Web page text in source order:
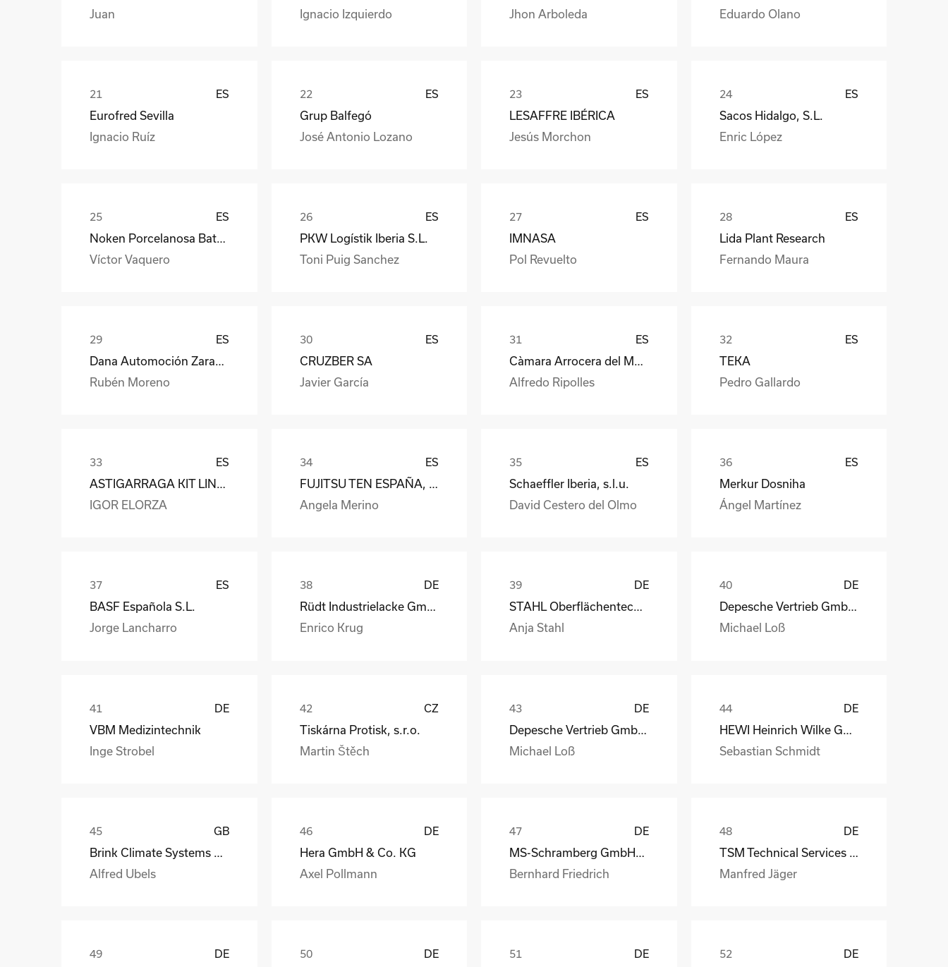
Juan
Ignacio Izquierdo
Jhon Arboleda
Eduardo Olano
ES
Eurofred Sevilla
Ignacio Ruíz
ES
Grup Balfegó
José Antonio Lozano
ES
LESAFFRE IBÉRICA
Jesús Morchon
ES
Sacos Hidalgo, S.L.
Enric López
ES
Víctor Vaquero
ES
PKW Logístik Iberia S.L.
Toni Puig Sanchez
ES
IMNASA
Pol Revuelto
ES
Lida Plant Research
Fernando Maura
ES
Rubén Moreno
ES
CRUZBER SA
Javier García
ES
Alfredo Ripolles
ES
TEKA
Pedro Gallardo
ES
ASTIGARRAGA KIT LINE S.L.
IGOR ELORZA
ES
FUJITSU TEN ESPAÑA, S.A.
Angela Merino
ES
Schaeffler Iberia, s.l.u.
David Cestero del Olmo
ES
Merkur Dosniha
Ángel Martínez
ES
BASF Española S.L.
Jorge Lancharro
DE
Rüdt Industrielacke GmbH & Co.KG
Enrico Krug
DE
STAHL Oberflächentechnik GmbH
Anja Stahl
DE
Depesche Vertrieb GmbH & Co. KG
Michael Loß
DE
VBM Medizintechnik
Inge Strobel
CZ
Tiskárna Protisk, s.r.o.
Martin Štěch
DE
Michael Loß
DE
Sebastian Schmidt
GB
Alfred Ubels
DE
Hera GmbH & Co. KG
Axel Pollmann
DE
Bernhard Friedrich
DE
Manfred Jäger
DE DE DE DE